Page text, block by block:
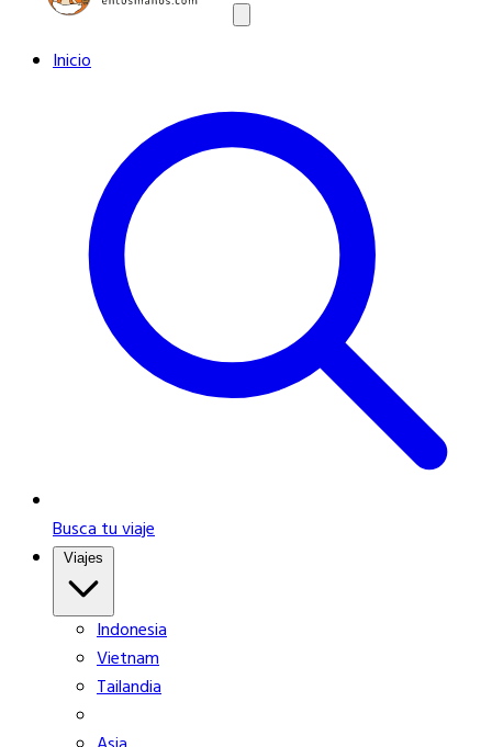
Inicio
Busca tu viaje
Indonesia
Vietnam
Tailandia